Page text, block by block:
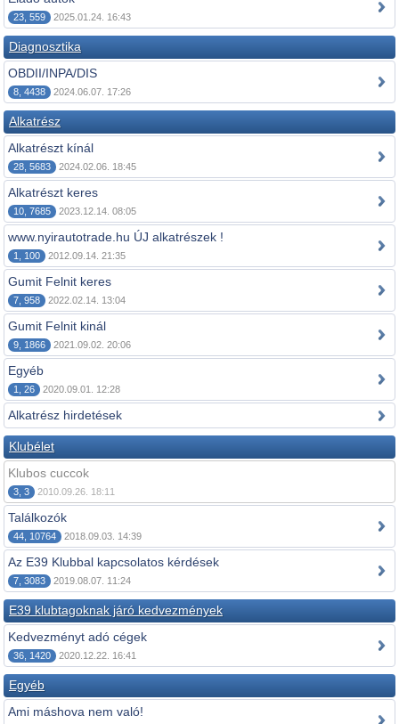
23, 559 2025.01.24. 16:43
Diagnosztika
OBDII/INPA/DIS
8, 4438 2024.06.07. 17:26
Alkatrész
Alkatrészt kínál
28, 5683 2024.02.06. 18:45
Alkatrészt keres
10, 7685 2023.12.14. 08:05
www.nyirautotrade.hu ÚJ alkatrészek !
1, 100 2012.09.14. 21:35
Gumit Felnit keres
7, 958 2022.02.14. 13:04
Gumit Felnit kinál
9, 1866 2021.09.02. 20:06
Egyéb
1, 26 2020.09.01. 12:28
Alkatrész hirdetések
Klubélet
Klubos cuccok
3, 3 2010.09.26. 18:11
Találkozók
44, 10764 2018.09.03. 14:39
Az E39 Klubbal kapcsolatos kérdések
7, 3083 2019.08.07. 11:24
E39 klubtagoknak járó kedvezmények
Kedvezményt adó cégek
36, 1420 2020.12.22. 16:41
Egyéb
Ami máshova nem való!